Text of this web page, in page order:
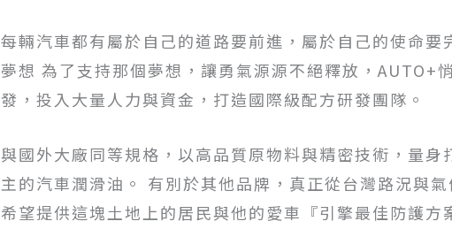
每輛汽車都有屬於自己的道路要前進，屬於自己的使命要
夢想 為了支持那個夢想，讓勇氣源源不絕釋放，AUTO+
發，投入大量人力與資金，打造國際級配方研發團隊。
與國外大廠同等規格，以高品質原物料與精密技術，量身
主的汽車潤滑油。 有別於其他品牌，真正從台灣路況與氣
希望提供這塊土地上的居民與他的愛車『引擎最佳防護方